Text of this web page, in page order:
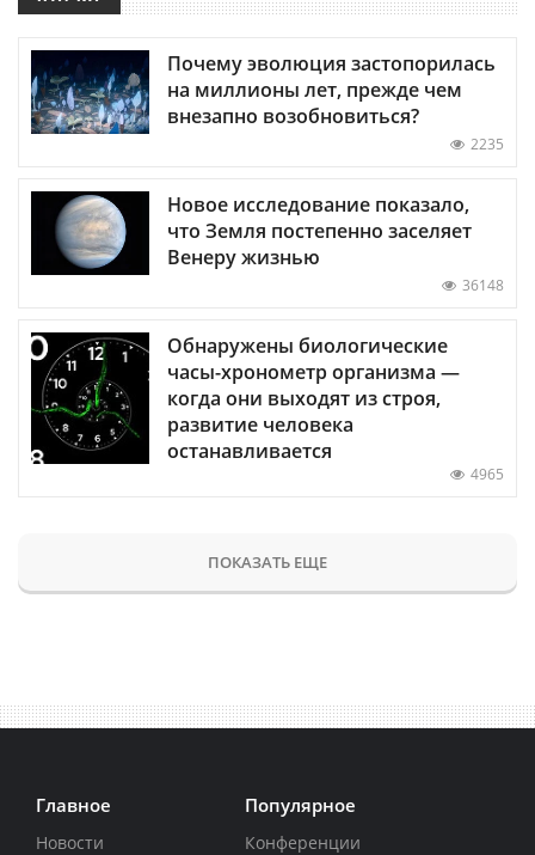
Почему эволюция застопорилась
на миллионы лет, прежде чем
внезапно возобновиться?
2235
Новое исследование показало,
что Земля постепенно заселяет
Венеру жизнью
36148
Обнаружены биологические
часы-хронометр организма —
когда они выходят из строя,
развитие человека
останавливается
4965
ПОКАЗАТЬ ЕЩЕ
Главное
Новости
Популярное
Конференции